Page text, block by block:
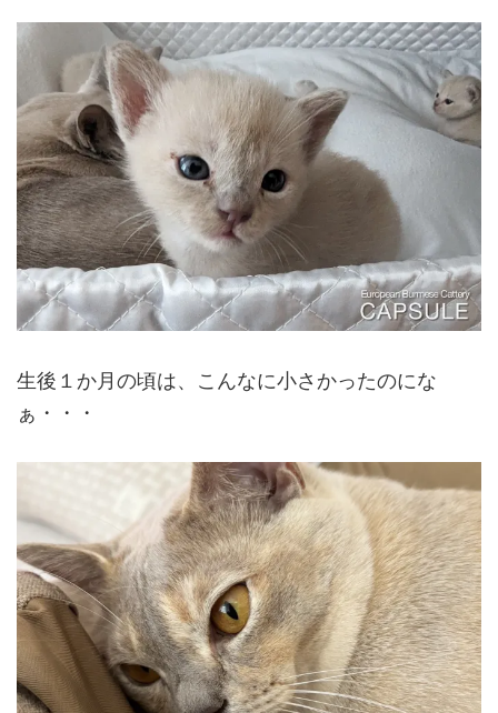
生後１か月の頃は、こんなに小さかったのにな
ぁ・・・